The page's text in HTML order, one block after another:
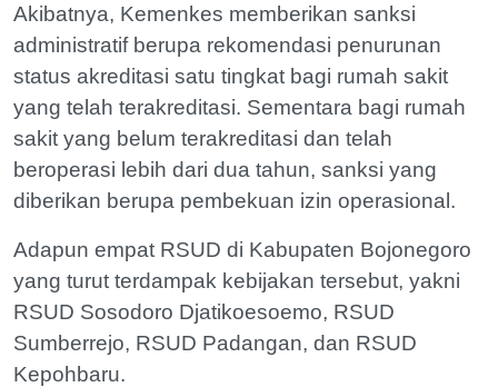
Akibatnya, Kemenkes memberikan sanksi
administratif berupa rekomendasi penurunan
status akreditasi satu tingkat bagi rumah sakit
yang telah terakreditasi. Sementara bagi rumah
sakit yang belum terakreditasi dan telah
beroperasi lebih dari dua tahun, sanksi yang
diberikan berupa pembekuan izin operasional.
Adapun empat RSUD di Kabupaten Bojonegoro
yang turut terdampak kebijakan tersebut, yakni
RSUD Sosodoro Djatikoesoemo, RSUD
Sumberrejo, RSUD Padangan, dan RSUD
Kepohbaru.